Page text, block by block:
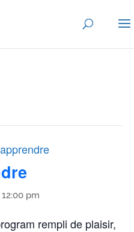
12:00 pm
rempli de plaisir,